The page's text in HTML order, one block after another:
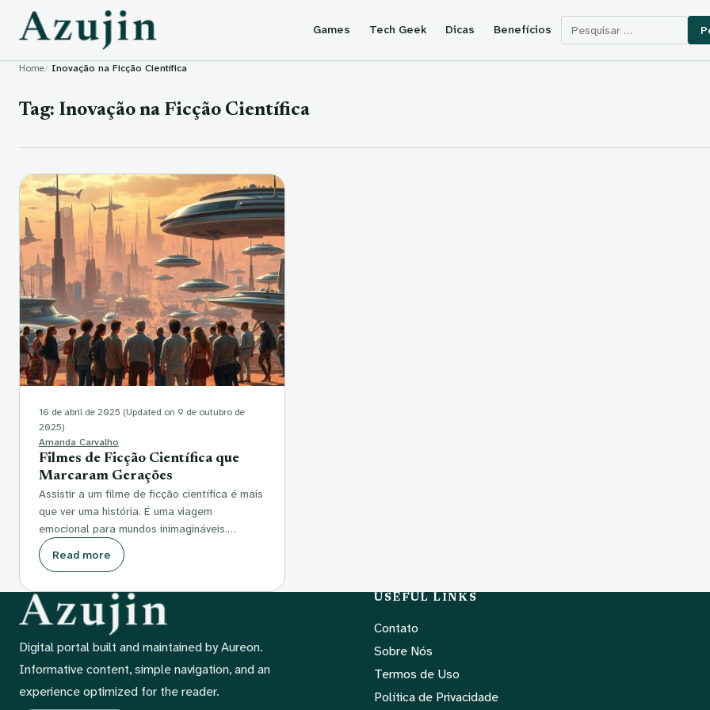
Skip to content
Games Tech Geek Dicas Benefícios Pesquisar por:
Home Inovação na Ficção Científica
Tag: Inovação na Ficção Científica
16 de abril de 2025 (Updated on 9 de outubro de
2025)
Amanda Carvalho
Filmes de Ficção Científica que
Marcaram Gerações
Assistir a um filme de ficção científica é mais
que ver uma história. É uma viagem
emocional para mundos inimagináveis.…
Read more
Digital portal built and maintained by Aureon.
Informative content, simple navigation, and an
experience optimized for the reader.
USEFUL LINKS
Contato
Sobre Nós
Termos de Uso
Política de Privacidade